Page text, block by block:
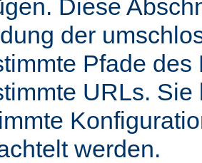
Diese
der
Pfade
URLs.
werden.